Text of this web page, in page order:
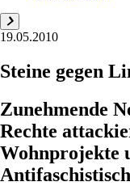
19.05.2010
Steine gegen
Zunehmende
Rechte
Wohnprojekte